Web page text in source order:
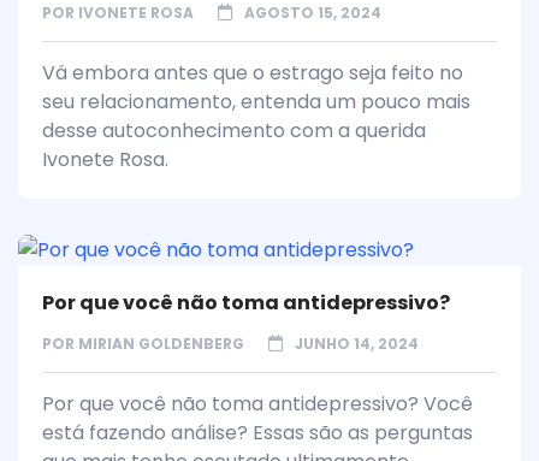
POR IVONETE ROSA AGOSTO 15, 2024
Vá embora antes que o estrago seja feito no
seu relacionamento, entenda um pouco mais
desse autoconhecimento com a querida
Ivonete Rosa.
Por que você não toma antidepressivo?
POR MIRIAN GOLDENBERG JUNHO 14, 2024
Por que você não toma antidepressivo? Você
está fazendo análise? Essas são as perguntas